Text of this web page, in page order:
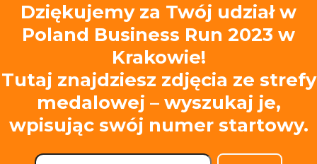
Dziękujemy za Twój udział w
Poland Business Run 2023 w
Krakowie!
Tutaj znajdziesz zdjęcia ze strefy
medalowej – wyszukaj je,
wpisując swój numer startowy.